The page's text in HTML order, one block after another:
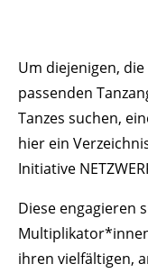
Um diejenigen,
passenden
Tanzes suchen,
hier ein
Initiative
Diese engagieren
ihren vielfältigen,